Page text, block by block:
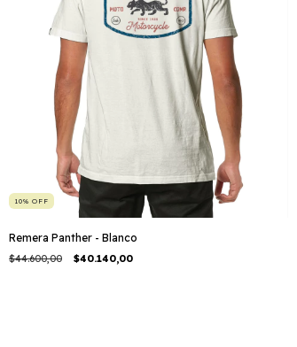
10% OFF
Remera Panther - Blanco
$44.600,00 $40.140,00